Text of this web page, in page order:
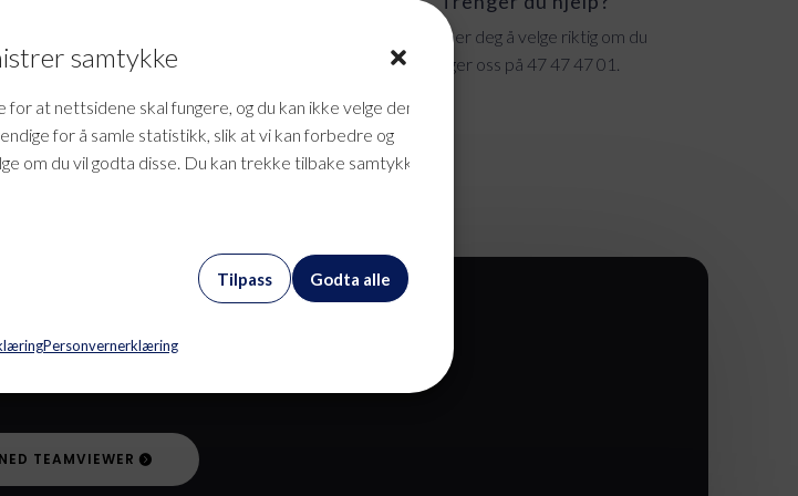
samtykke
at nettsidene skal fungere, og du kan ikke velge dem
for å samle statistikk, slik at vi kan forbedre og
om du vil godta disse. Du kan trekke tilbake samtykke når
Godta alle
Tilpass
Personvernerklæring
hos oss kan du begynne å bygge!
Vi hjelper deg å velge riktig om du
ringer oss på 47 47 47 01.
du fjernhjelp?
TEAMVIEWER